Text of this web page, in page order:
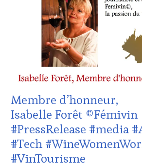
TOURISME,
CLÉS
VIN
ET
DE
LA
HAUTE
GASTRONOMIE
FRANÇAISE,
Membre d’honneur,
Isabelle Forêt ©Fémivin
#PressRelease #media
#Tech
#VinTourisme